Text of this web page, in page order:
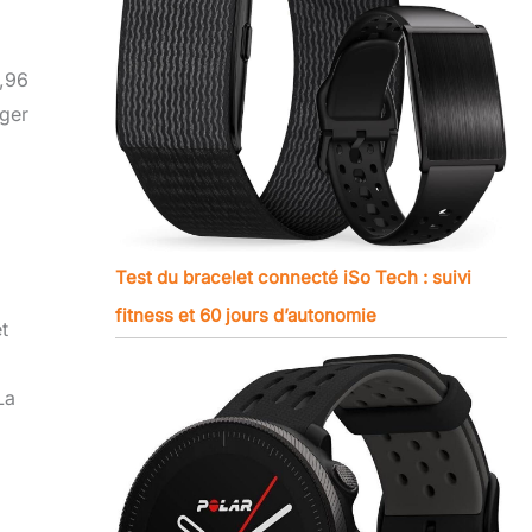
Test du bracelet connecté iSo Tech : suivi
fitness et 60 jours d’autonomie